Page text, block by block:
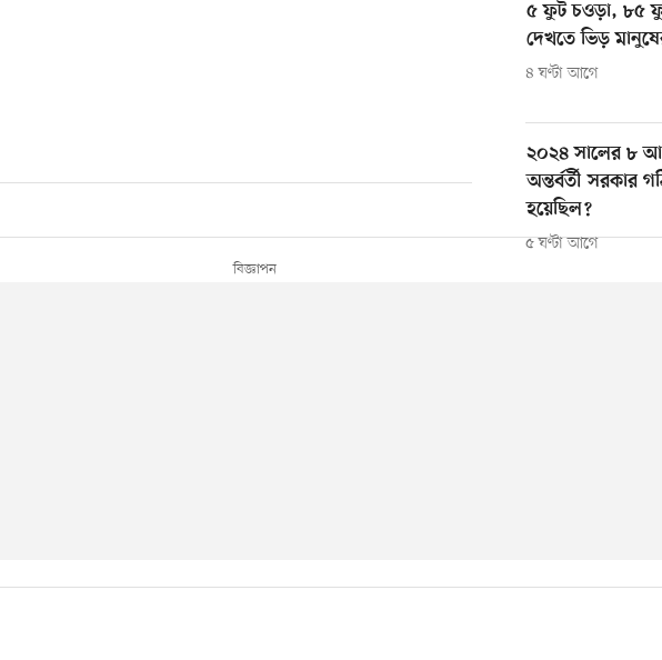
৫ ফুট চওড়া, ৮৫
দেখতে ভিড়
৪ ঘণ্টা আগে
২০২৪ সালের ৮
অন্তর্বর্তী সরকার
হয়েছিল?
৫ ঘণ্টা আগে